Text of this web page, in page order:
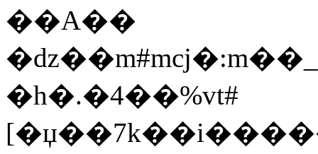
��A��
�h�.�4��%vt#